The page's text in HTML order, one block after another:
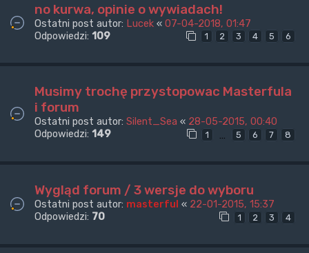
no kurwa, opinie o wywiadach!
Ostatni post autor: Lucek « 07-04-2018, 01:47
Odpowiedzi: 109 1 2 3 4 5 6
Musimy trochę przystopowac Masterfula
i forum
Ostatni post autor: Silent_Sea « 28-05-2015, 00:40
Odpowiedzi: 149 1 … 5 6 7 8
Wygląd forum / 3 wersje do wyboru
Ostatni post autor: masterful « 22-01-2015, 15:37
Odpowiedzi: 70 1 2 3 4